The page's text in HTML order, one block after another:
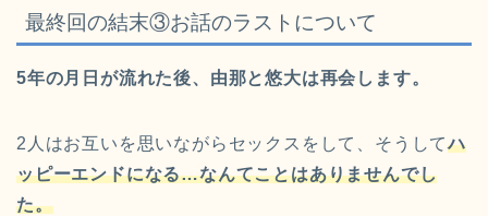
最終回の結末③お話のラストについて
5年の月日が流れた後、由那と悠大は再会します。
2人はお互いを思いながらセックスをして、そうしてハ
ッピーエンドになる…なんてことはありませんでし
た。